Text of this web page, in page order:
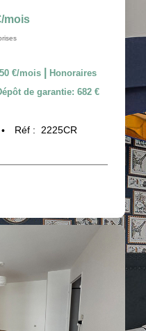
mois
€/mois
Honoraires
de garantie: 682 €
Réf : 2225CR